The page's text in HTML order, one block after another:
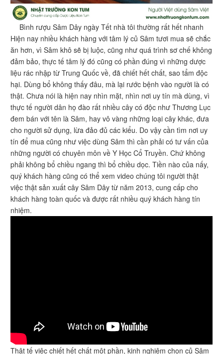
Bình rượu Sâm Dây ngày Tết nhà tôi thường rất hết nhanh
Hiện nay nhiều khách hàng với tâm lý củ Sâm tươi mua sẽ chắc
ăn hơn, vì Sâm khô sẽ bị luộc, cũng như quá trình sơ chế không
đảm bảo, thực tế tâm lý đó cũng có phần đúng vì những dược
liệu rác nhập từ Trung Quốc về, đã chiết hết chất, sao tẩm độc
hại. Dùng bổ không thấy đâu, mà lại rước bệnh vào người là có
thật. Chưa nói là hiện nay nhìn mặt, nhìn nơi uy tín mà dùng, vì
thực tế người dân họ đào rất nhiều cây có độc như Thương Lục
đem bán với tên là Sâm, hay vô vàng những loại cây khác, đưa
cho người sử dụng, lừa đảo đủ các kiểu. Do vậy cần tìm nơi uy
tín để mua cũng như việc dùng Sâm thì cần phải có tư vấn của
những người có chuyên môn về Y Học Cổ Truyền. Chứ không
phải không bổ chiều ngang thì bổ chiều dọc. Tiền nào của nấy,
quý khách hàng cũng có thể xem video chúng tôi người thật
việc thật sản xuất cây Sâm Dây từ năm 2013, cung cấp cho
khách hàng toàn quốc và được rất nhiều quý khách hàng tín
nhiệm.
Thật tế việc chiết hết chất một phần, kinh nghiệm chọn củ Sâm